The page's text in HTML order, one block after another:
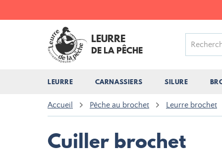
LEURRE
DE LA PÊCHE
LEURRE CARNASSIERS SILURE
Accueil Pêche au brochet Leurre brochet
Cuiller brochet